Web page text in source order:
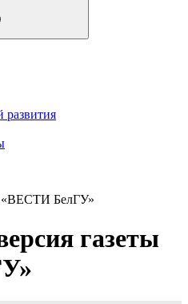
развития
«ВЕСТИ БелГУ»
газеты